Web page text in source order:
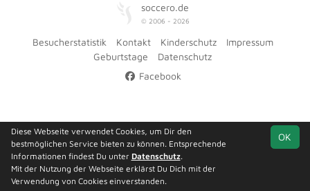
soccero.de
© 2006 - 2026
Besucherstatistik Kontakt Kinderschutz
Impressum
Geburtstage
Datenschutz
Facebook
OK
Diese Webseite verwendet Cookies, um Dir den
bestmöglichen Service bieten zu können. Entsprechende
Informationen findest Du unter Datenschutz.
Mit der Nutzung der Webseite erklärst Du Dich mit der
Verwendung von Cookies einverstanden.